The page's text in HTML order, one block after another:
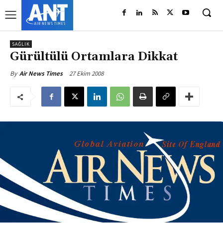
SAĞLIK
Gürültülü Ortamlara Dikkat
By Air News Times 27 Ekim 2008